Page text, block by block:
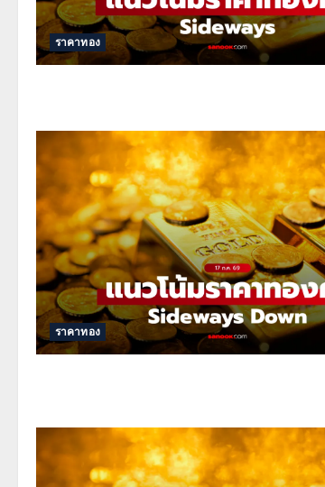
ราคาทอง
ราคาทอง